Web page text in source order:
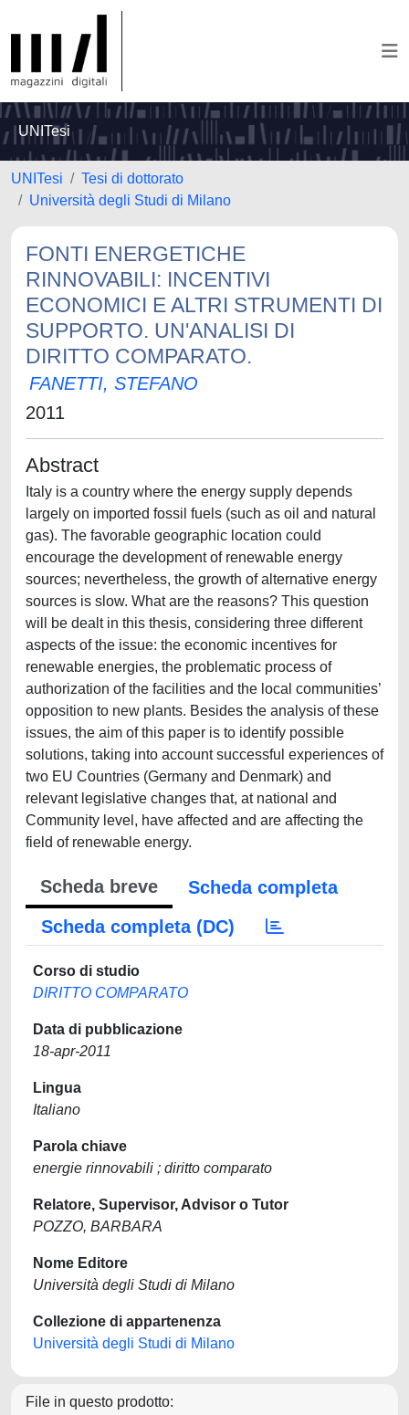
UNITesi
UNITesi
Tesi di dottorato
Università degli Studi di Milano
FONTI ENERGETICHE
RINNOVABILI: INCENTIVI
ECONOMICI E ALTRI STRUMENTI DI
SUPPORTO. UN'ANALISI DI
DIRITTO COMPARATO.
FANETTI, STEFANO
2011
Abstract
Italy is a country where the energy supply depends
largely on imported fossil fuels (such as oil and natural
gas). The favorable geographic location could
encourage the development of renewable energy
sources; nevertheless, the growth of alternative energy
sources is slow. What are the reasons? This question
will be dealt in this thesis, considering three different
aspects of the issue: the economic incentives for
renewable energies, the problematic process of
authorization of the facilities and the local communities’
opposition to new plants. Besides the analysis of these
issues, the aim of this paper is to identify possible
solutions, taking into account successful experiences of
two EU Countries (Germany and Denmark) and
relevant legislative changes that, at national and
Community level, have affected and are affecting the
field of renewable energy.
Scheda breve
Scheda completa
Scheda completa (DC)
Corso di studio
DIRITTO COMPARATO
Data di pubblicazione
18-apr-2011
Lingua
Italiano
Parola chiave
energie rinnovabili ; diritto comparato
Relatore, Supervisor, Advisor o Tutor
POZZO, BARBARA
Nome Editore
Università degli Studi di Milano
Collezione di appartenenza
Università degli Studi di Milano
File in questo prodotto: